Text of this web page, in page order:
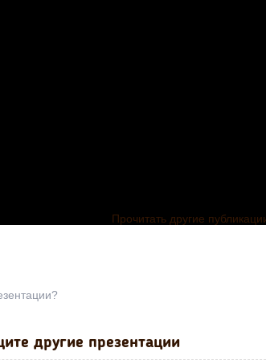
Прочитать другие
другие презентации